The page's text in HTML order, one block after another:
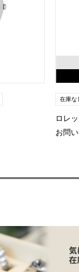
在庫な
ロレ
お問